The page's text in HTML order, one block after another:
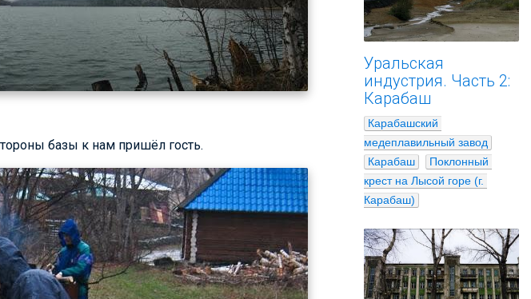
базы к нам пришёл гость.
Уральская
индустрия. Часть 2:
Карабаш
Карабашский
медеплавильный завод
Карабаш
Поклонный
крест на Лысой горе (г.
Карабаш)